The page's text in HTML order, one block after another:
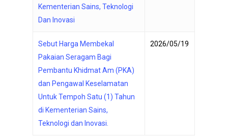
Kementerian Sains, Teknologi
Dan Inovasi
Sebut Harga Membekal
Pakaian Seragam Bagi
Pembantu Khidmat Am (PKA)
dan Pengawal Keselamatan
Untuk Tempoh Satu (1) Tahun
di Kementerian Sains,
Teknologi dan Inovasi.
2026/05/19